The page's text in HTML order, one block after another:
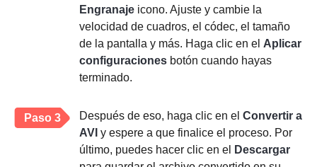
Engranaje icono. Ajuste y cambie la
velocidad de cuadros, el códec, el tamaño
de la pantalla y más. Haga clic en el Aplicar
configuraciones botón cuando hayas
terminado.
Paso 3 Después de eso, haga clic en el Convertir a
AVI y espere a que finalice el proceso. Por
último, puedes hacer clic en el
Descargar